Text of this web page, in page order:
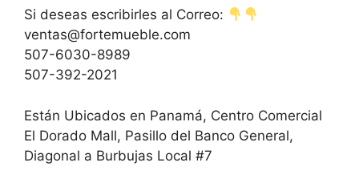
Si deseas escribirles al Correo:
ventas@fortemueble.com
507-6030-8989
507-392-2021
Están Ubicados en Panamá, Centro Comercial
El Dorado Mall, Pasillo del Banco General,
Diagonal a Burbujas Local #7